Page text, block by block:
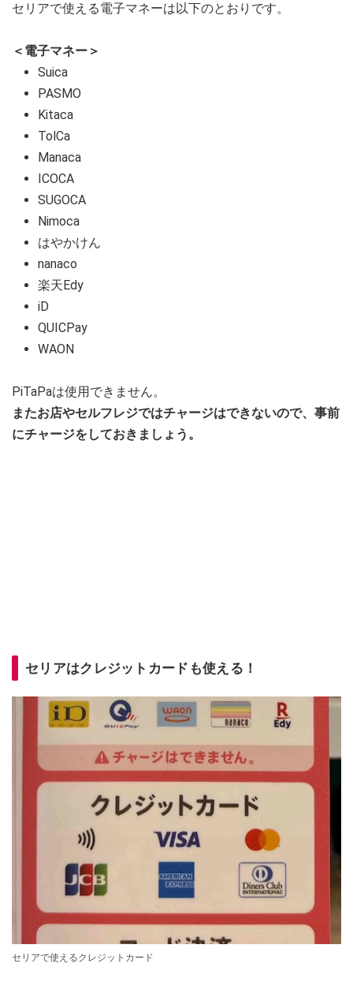
セリアで使える電子マネーは以下のとおりです。
＜電子マネー＞
Suica
PASMO
Kitaca
TolCa
Manaca
ICOCA
SUGOCA
Nimoca
はやかけん
nanaco
楽天Edy
iD
QUICPay
WAON
PiTaPaは使用できません。
またお店やセルフレジではチャージはできないので、事前
にチャージをしておきましょう。
セリアはクレジットカードも使える！
セリアで使えるクレジットカード